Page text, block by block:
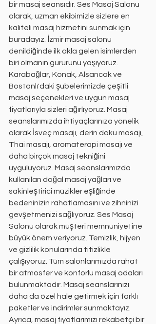
bir masaj seansıdır. Ses Masaj Salonu
olarak, uzman ekibimizle sizlere en
kaliteli masaj hizmetini sunmak için
buradayız. İzmir masaj salonu
denildiğinde ilk akla gelen isimlerden
biri olmanın gururunu yaşıyoruz.
Karabağlar, Konak, Alsancak ve
Bostanlı'daki şubelerimizde çeşitli
masaj seçenekleri ve uygun masaj
fiyatlarıyla sizleri ağırlıyoruz. Masaj
seanslarımızda ihtiyaçlarınıza yönelik
olarak İsveç masajı, derin doku masajı,
Thai masajı, aromaterapi masajı ve
daha birçok masaj tekniğini
uyguluyoruz. Masaj seanslarımızda
kullanılan doğal masaj yağları ve
sakinleştirici müzikler eşliğinde
bedeninizin rahatlamasını ve zihninizi
gevşetmenizi sağlıyoruz. Ses Masaj
Salonu olarak müşteri memnuniyetine
büyük önem veriyoruz. Temizlik, hijyen
ve gizlilik konularında titizlikle
çalışıyoruz. Tüm salonlarımızda rahat
bir atmosfer ve konforlu masaj odaları
bulunmaktadır. Masaj seanslarınızı
daha da özel hale getirmek için farklı
paketler ve indirimler sunmaktayız.
Ayrıca, masaj fiyatlarımızı rekabetçi bir